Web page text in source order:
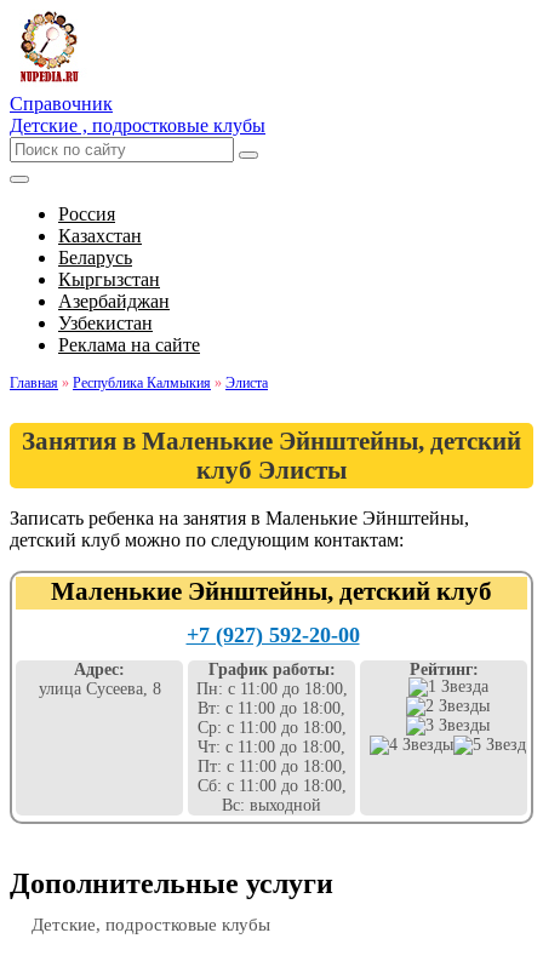
Справочник
Детские , подростковые клубы
Россия
Казахстан
Беларусь
Кыргызстан
Азербайджан
Узбекистан
Реклама на сайте
Главная » Республика Калмыкия » Элиста
Занятия в Маленькие Эйнштейны, детский
клуб Элисты
Записать ребенка на занятия в Маленькие Эйнштейны,
детский клуб можно по следующим контактам:
Маленькие Эйнштейны, детский клуб
+7 (927) 592-20-00
Адрес:
улица Сусеева, 8
График работы:
Пн: с 11:00 до 18:00,
Вт: с 11:00 до 18:00,
Ср: с 11:00 до 18:00,
Чт: с 11:00 до 18:00,
Пт: с 11:00 до 18:00,
Сб: с 11:00 до 18:00,
Вс: выходной
Рейтинг:
Дополнительные услуги
Детские, подростковые клубы